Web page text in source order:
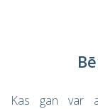
Kas gan var